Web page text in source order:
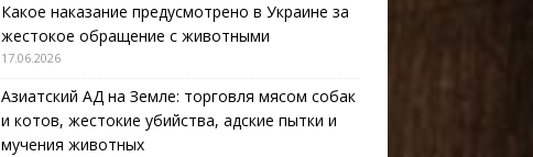
Какое наказание предусмотрено в Украине за
жестокое обращение с животными
17.06.2026
Азиатский АД на Земле: торговля мясом собак
и котов, жестокие убийства, адские пытки и
мучения животных